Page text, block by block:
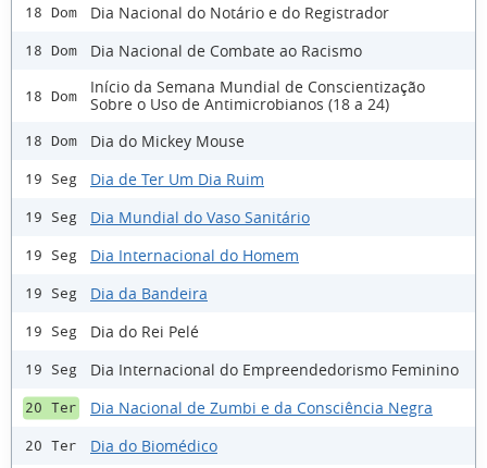
18 Dom Dia Nacional do Notário e do Registrador
18 Dom Dia Nacional de Combate ao Racismo
18 Dom
Início da Semana Mundial de Conscientização
Sobre o Uso de Antimicrobianos (18 a 24)
18 Dom Dia do Mickey Mouse
19 Seg Dia de Ter Um Dia Ruim
19 Seg Dia Mundial do Vaso Sanitário
19 Seg Dia Internacional do Homem
19 Seg Dia da Bandeira
19 Seg Dia do Rei Pelé
19 Seg Dia Internacional do Empreendedorismo Feminino
20 Ter Dia Nacional de Zumbi e da Consciência Negra
20 Ter Dia do Biomédico